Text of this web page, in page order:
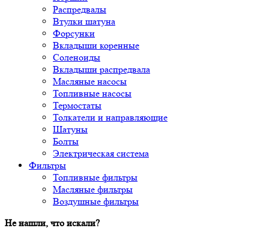
Распредвалы
Втулки шатуна
Форсунки
Вкладыши коренные
Соленоиды
Вкладыши распредвала
Масляные насосы
Топливные насосы
Термостаты
Толкатели и направляющие
Шатуны
Болты
Электрическая система
Фильтры
Топливные фильтры
Масляные фильтры
Воздушные фильтры
Не нашли, что искали?